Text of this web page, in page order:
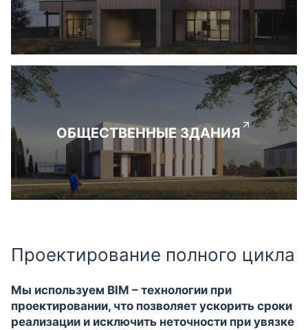
ОБЩЕСТВЕННЫЕ ЗДАНИЯ
Проектирование полного цикла
Мы используем BIM – технологии при
проектировании, что позволяет ускорить сроки
реализации и исключить неточности при увязке